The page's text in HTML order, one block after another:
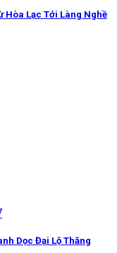
Hòa Lạc Tới Làng Nghề
Dọc Đại Lộ Thăng